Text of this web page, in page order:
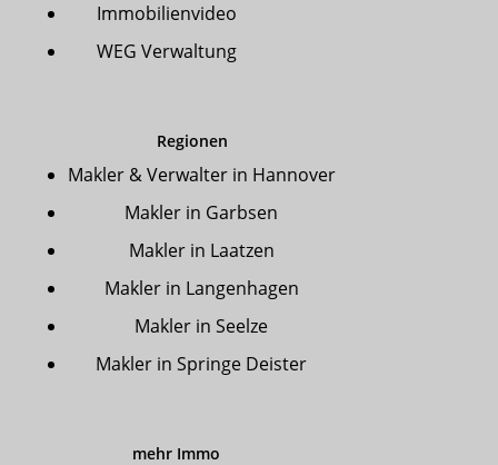
Immobilienvideo
WEG Verwaltung
Regionen
Makler & Verwalter in Hannover
Makler in Garbsen
Makler in Laatzen
Makler in Langenhagen
Makler in Seelze
Makler in Springe Deister
mehr Immo